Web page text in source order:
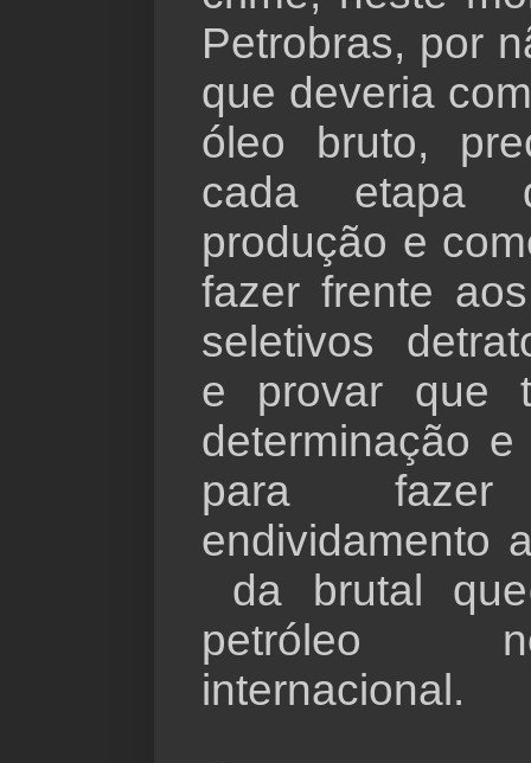
Petrobras, por
que deveria
óleo bruto,
cada etapa
produção e
fazer frente
seletivos
e provar que
determinação
para
endividamento
da brutal
petróleo
internacional.